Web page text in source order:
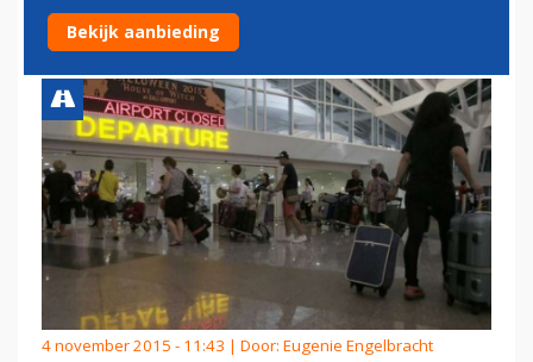
DONDERDAG DICHT
4 november 2015 - 11:43 | Door: Eugenie Engelbracht
Bekijk aanbieding